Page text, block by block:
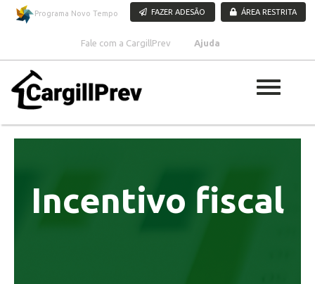
Pular para o conteúdo
Programa Novo Tempo FAZER ADESÃO ÁREA RESTRITA
Fale com a CargillPrev Ajuda
Incentivo fiscal